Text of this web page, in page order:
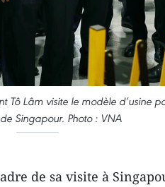
Tô Lâm visite le modèle d’usine
Singapour. Photo : VNA
de sa visite à